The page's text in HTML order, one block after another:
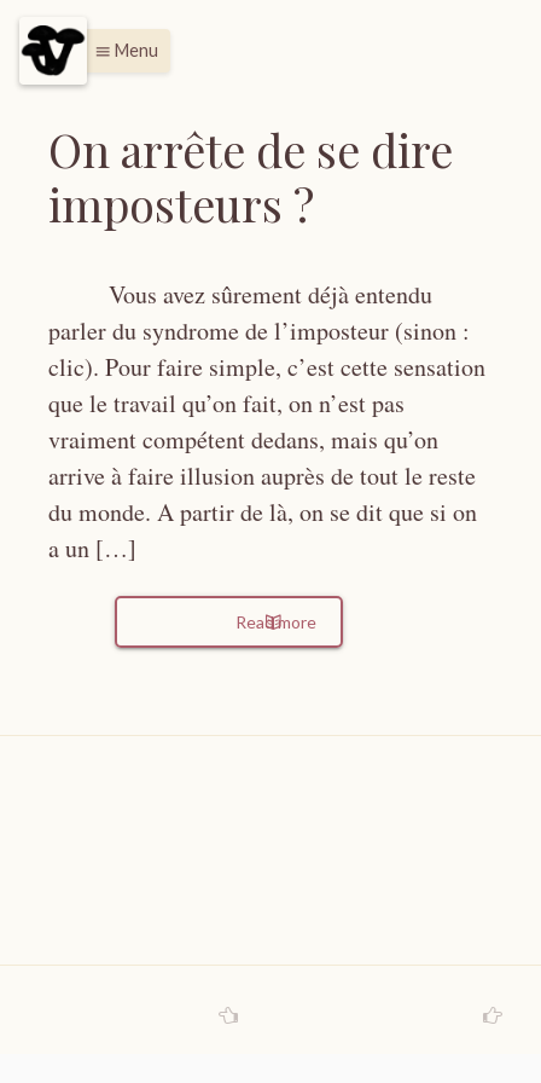
menu Menu
On arrête de se dire
imposteurs ?
Vous avez sûrement déjà entendu
parler du syndrome de l’imposteur (sinon :
clic). Pour faire simple, c’est cette sensation
que le travail qu’on fait, on n’est pas
vraiment compétent dedans, mais qu’on
arrive à faire illusion auprès de tout le reste
du monde. A partir de là, on se dit que si on
a un […]
Read more